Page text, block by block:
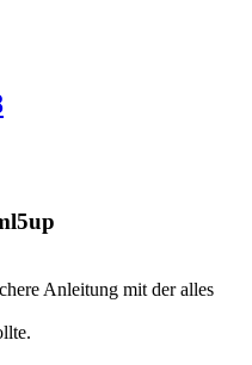
Anleitung mit der alles